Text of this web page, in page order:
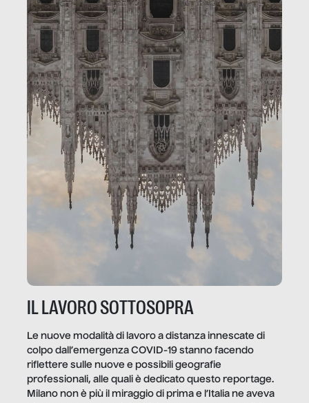
IL LAVORO SOTTOSOPRA
Le nuove modalità di lavoro a distanza innescate di
colpo dall’emergenza COVID-19 stanno facendo
riflettere sulle nuove e possibili geografie
professionali, alle quali è dedicato questo reportage.
Milano non è più il miraggio di prima e l’Italia ne aveva